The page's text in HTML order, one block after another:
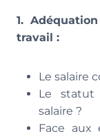
1.
travail :
Le salaire
Le statut
salaire ?
Face aux